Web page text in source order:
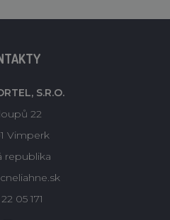
S.R.O.
22
Vimperk
republika
05 171